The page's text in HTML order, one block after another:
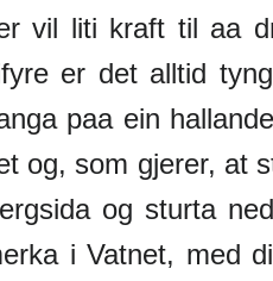
vil liti kraft til aa
er det alltid
paa ein
og, som gjerer, at
og sturta
i Vatnet, med